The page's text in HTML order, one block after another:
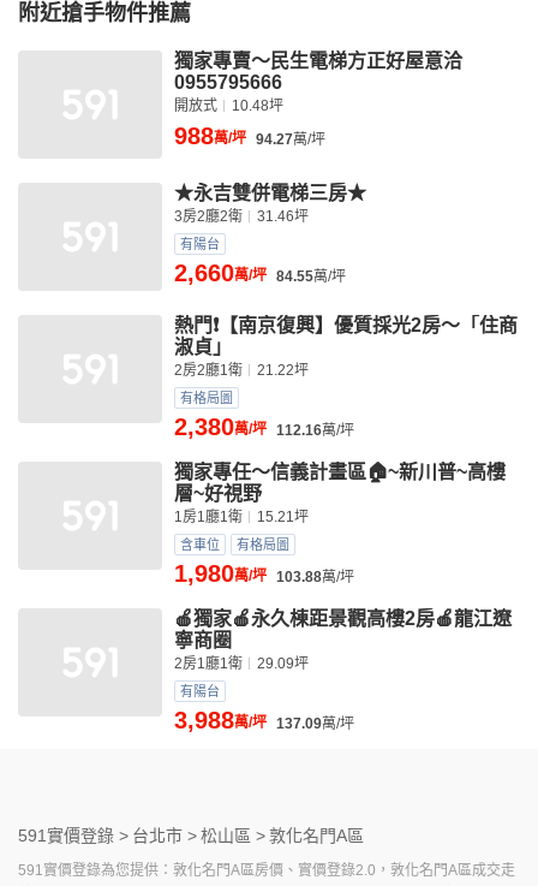
附近搶手物件推薦
獨家專賣～民生電梯方正好屋意洽
0955795666
開放式 10.48坪
988萬/坪 94.27萬/坪
★永吉雙併電梯三房★
3房2廳2衛 31.46坪
有陽台
2,660萬/坪 84.55萬/坪
熱門❗️【南京復興】優質採光2房～「住商
淑貞」
2房2廳1衛 21.22坪
有格局圖
2,380萬/坪 112.16萬/坪
獨家專任～信義計畫區🏠~新川普~高樓
層~好視野
1房1廳1衛 15.21坪
含車位 有格局圖
1,980萬/坪 103.88萬/坪
🍎獨家🍎永久棟距景觀高樓2房🍎龍江遼
寧商圈
2房1廳1衛 29.09坪
有陽台
3,988萬/坪 137.09萬/坪
591實價登錄 > 台北市 >松山區 > 敦化名門A區
591實價登錄為您提供：敦化名門A區房價、實價登錄2.0，敦化名門A區成交走